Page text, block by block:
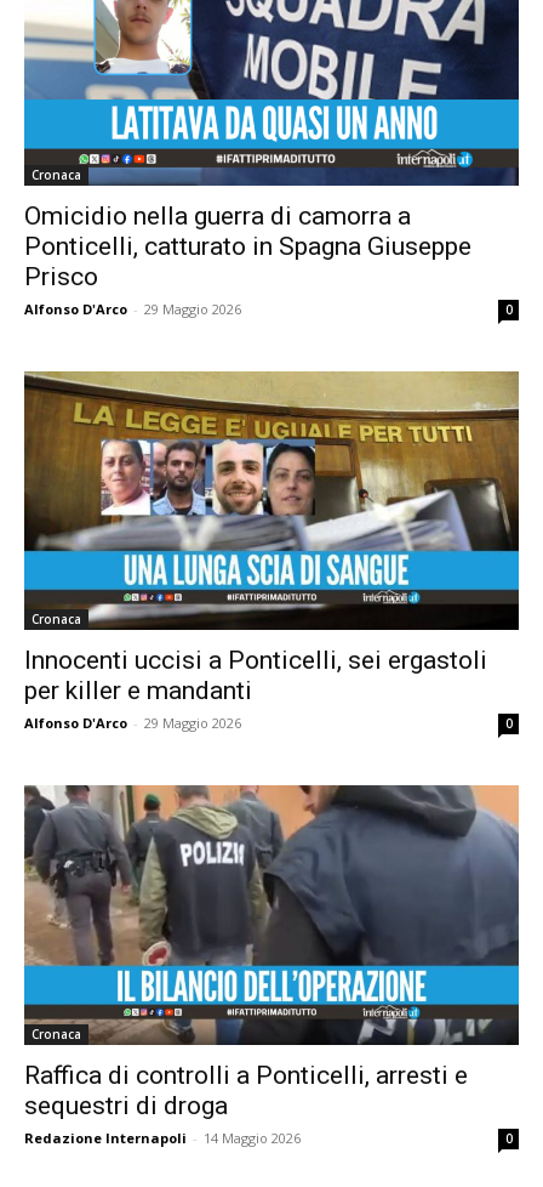
Cronaca
Omicidio nella guerra di camorra a
Ponticelli, catturato in Spagna Giuseppe
Prisco
Alfonso D'Arco - 29 Maggio 2026 0
Cronaca
Innocenti uccisi a Ponticelli, sei ergastoli
per killer e mandanti
Alfonso D'Arco - 29 Maggio 2026 0
Cronaca
Raffica di controlli a Ponticelli, arresti e
sequestri di droga
Redazione Internapoli - 14 Maggio 2026 0